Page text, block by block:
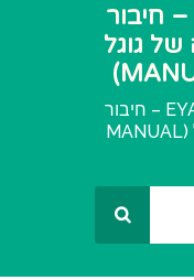
EYAL EMANUEL – חיבור
גוגל
EYAL EMANUEL – חיבור
האתר לכלי הבקרה של גוגל (MANUAL